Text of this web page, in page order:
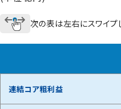
次の表は左右にスワイプ
連結コア粗利益